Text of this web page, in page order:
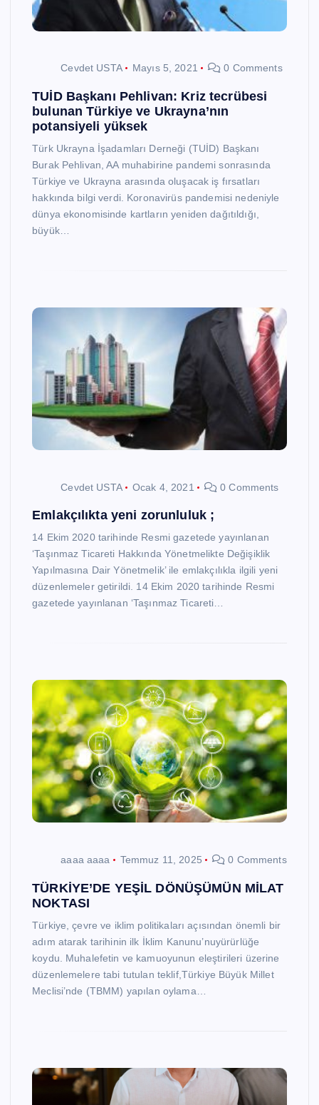
Cevdet USTA Mayıs 5, 2021 0 Comments
TUİD Başkanı Pehlivan: Kriz tecrübesi
bulunan Türkiye ve Ukrayna’nın
potansiyeli yüksek
Türk Ukrayna İşadamları Derneği (TUİD) Başkanı
Burak Pehlivan, AA muhabirine pandemi sonrasında
Türkiye ve Ukrayna arasında oluşacak iş fırsatları
hakkında bilgi verdi. Koronavirüs pandemisi nedeniyle
dünya ekonomisinde kartların yeniden dağıtıldığı,
büyük…
Cevdet USTA Ocak 4, 2021 0 Comments
Emlakçılıkta yeni zorunluluk ;
14 Ekim 2020 tarihinde Resmi gazetede yayınlanan
‘Taşınmaz Ticareti Hakkında Yönetmelikte Değişiklik
Yapılmasına Dair Yönetmelik’ ile emlakçılıkla ilgili yeni
düzenlemeler getirildi. 14 Ekim 2020 tarihinde Resmi
gazetede yayınlanan ‘Taşınmaz Ticareti…
aaaa aaaa Temmuz 11, 2025 0 Comments
TÜRKİYE’DE YEŞİL DÖNÜŞÜMÜN MİLAT
NOKTASI
Türkiye, çevre ve iklim politikaları açısından önemli bir
adım atarak tarihinin ilk İklim Kanunu’nuyürürlüğe
koydu. Muhalefetin ve kamuoyunun eleştirileri üzerine
düzenlemelere tabi tutulan teklif,Türkiye Büyük Millet
Meclisi’nde (TBMM) yapılan oylama…